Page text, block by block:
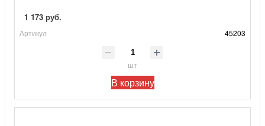
1 173 руб.
Артикул 45203
шт
В корзину